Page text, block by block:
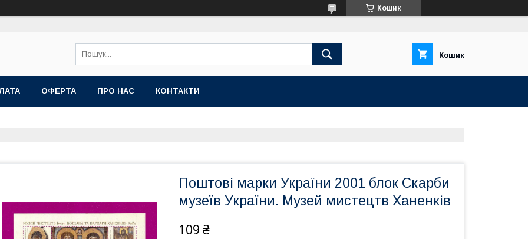
Кошик
Кошик
ОФЕРТА ПРО НАС КОНТАКТИ
Поштові марки України 2001 блок Скарби
музеїв України. Музей мистецтв Ханенків
109 ₴